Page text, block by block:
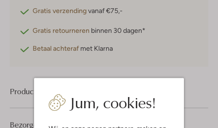
Jum, cookies!
Gratis verzendingvanaf €75,-
Gratis retourneren binnen 30 dagen*
Betaal achteraf met Klarna
Product informatie
Bezorgen & retourneren